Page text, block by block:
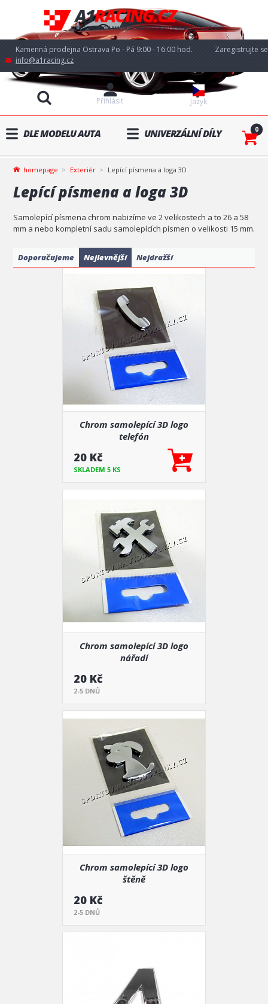
Kamenná prodejna Ostrava Po - Pá 9:00 - 16:00 hod.
info@a1racing.cz
Jazyk
Přihlásit
Zaregistrujte se
DLE MODELU AUTA UNIVERZÁLNÍ DÍLY 0
homepage Exteriér Lepící písmena a loga 3D
Lepící písmena a loga 3D
Samolepící písmena chrom nabizíme ve 2 velikostech a to 26 a 58
mm a nebo kompletní sadu samolepících písmen o velikosti 15 mm.
Doporučujeme Nejlevnější Nejdražší
Chrom samolepící 3D logo
telefón
20 Kč
SKLADEM 5 KS
Chrom samolepící 3D logo
nářadí
20 Kč
2-5 DNŮ
Chrom samolepící 3D logo
štěně
20 Kč
2-5 DNŮ